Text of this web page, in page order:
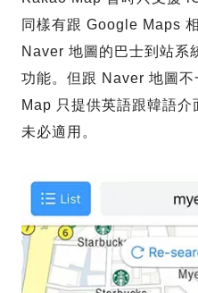
同樣有跟 Google Maps
Naver 地圖的巴士到站系
功能。但跟 Naver 地圖
Map 只提供英語跟韓語
未必適用。